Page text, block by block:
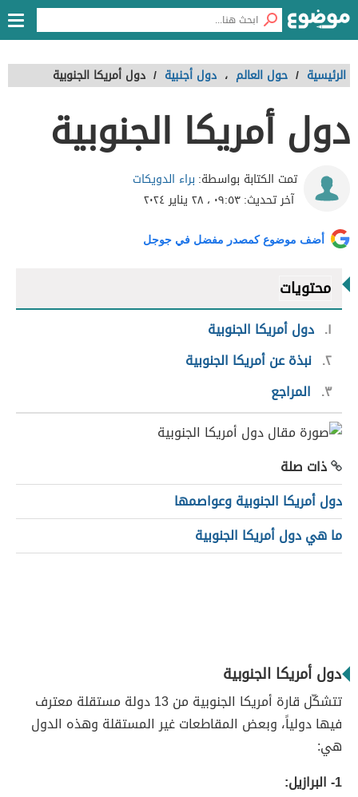
الرئيسية / حول العالم ، دول أجنبية / دول أمريكا الجنوبية
دول أمريكا الجنوبية
تمت الكتابة بواسطة: براء الدويكات
آخر تحديث:٠٩:٥٣ ، ٢٨ يناير ٢٠٢٤
أضف موضوع كمصدر مفضل في جوجل
محتويات
١ دول أمريكا الجنوبية
٢ نبذة عن أمريكا الجنوبية
٣
المراجع
ذات صلة
دول أمريكا الجنوبية وعواصمها
ما هي دول أمريكا الجنوبية
دول أمريكا الجنوبية
تتشكّل قارة أمريكا الجنوبية من 13 دولة مستقلة معترف
فيها دولياً، وبعض المقاطعات غير المستقلة وهذه الدول
هي:
1- البرازيل: